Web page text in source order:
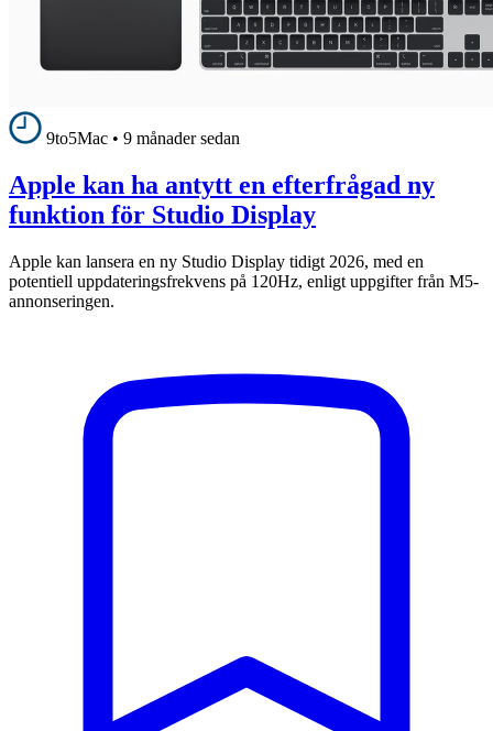
9to5Mac • 9 månader sedan
Apple kan ha antytt en efterfrågad ny
funktion för Studio Display
Apple kan lansera en ny Studio Display tidigt 2026, med en
potentiell uppdateringsfrekvens på 120Hz, enligt uppgifter från M5-
annonseringen.